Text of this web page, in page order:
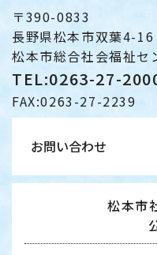
〒390-0833
長野県松本市双葉4-16
松本市総合社会福祉
TEL:0263-27-
FAX:0263-27-2239
お問い合わせ
松本市